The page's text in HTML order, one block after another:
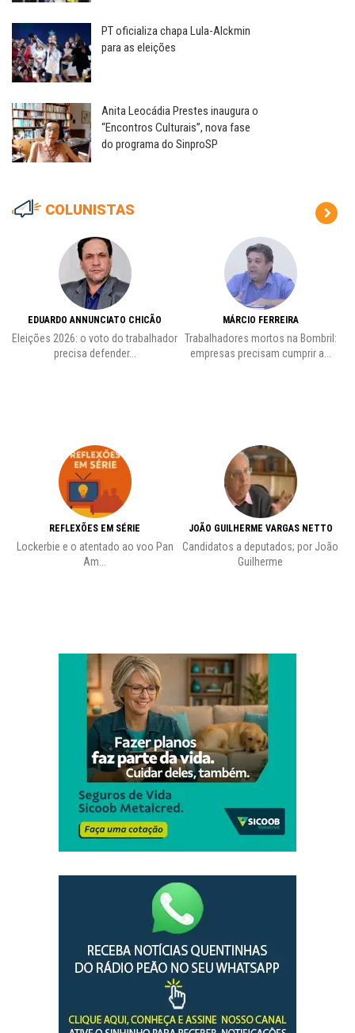
PT oficializa chapa Lula-Alckmin
para as eleições
Anita Leocádia Prestes inaugura o
“Encontros Culturais”, nova fase
do programa do SinproSP
COLUNISTAS
EDUARDO ANNUNCIATO CHICÃO
Eleições 2026: o voto do trabalhador
precisa defender...
REFLEXÕES EM SÉRIE
Lockerbie e o atentado ao voo Pan
Am...
MÁRCIO FERREIRA
Trabalhadores mortos na Bombril:
empresas precisam cumprir a...
JOÃO GUILHERME VARGAS NETTO
Candidatos a deputados; por João
Guilherme